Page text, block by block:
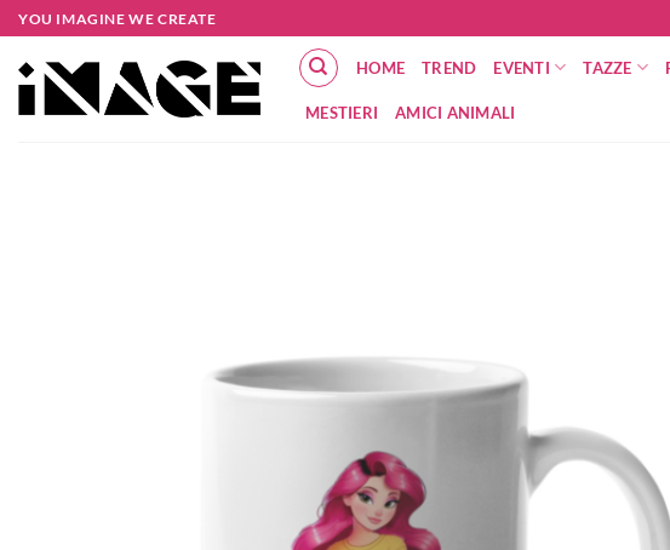
Salta
ai
contenuti
YOU IMAGINE WE CREATE
HOME TREND EVENTI TAZZE
MESTIERI AMICI ANIMALI